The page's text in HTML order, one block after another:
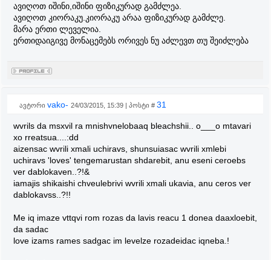
ავიღოთ იშინი,იშინი ფიზიკურად გამძლეა.
ავიღოთ კიორაკუ.კიორაკუ არაა ფიზიკურად გამძლე.
მარა ერთი ლეველია.
ერთიდაიგივე მონაცემებს ორივეს ნუ აძლევთ თუ შეიძლება
ავტორი vako- 24/03/2015, 15:39 | პოსტი # 31
wvrils da msxvil ra mnishvnelobaaq bleachshii.. o___o mtavari
xo rreatsua....:dd
aizensac wvrili xmali uchiravs, shunsuiasac wvrili xmlebi
uchiravs 'loves' tengemarustan shdarebit, anu eseni ceroebs
ver dablokaven..?!&
iamajis shikaishi chveulebrivi wvrili xmali ukavia, anu ceros ver
dablokavss..?!!
Me iq imaze vttqvi rom rozas da lavis reacu 1 donea daaxloebit,
da sadac
love izams rames sadgac im levelze rozadeidac iqneba.!